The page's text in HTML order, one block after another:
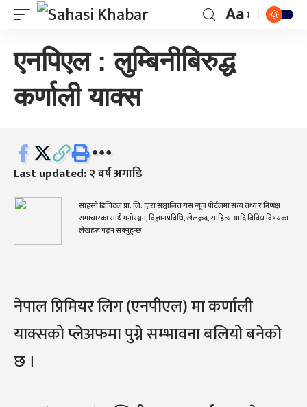
Aa
एनपिएल : लुम्बिनीबिरुद्ध
कर्णाली याक्स
Last updated: २ वर्ष अगाडि
साहसी डिजिटल प्रा. लि. द्वारा सञ्चालित यस न्यूज पोर्टलमा सत्य तथ्य र निष्पक्ष
समाचारका साथै मनोरञ्जन, विज्ञानप्रविधि, खेलकुद, साहित्य आदि विविध विषयका
लेखहरू पढ्न सक्नुहुन्छ।
नेपाल प्रिमियर लिग (एनपीएल) मा कर्णाली
याक्सको प्लेअफमा पुग्ने सम्भावना बलियो बनेको
छ ।